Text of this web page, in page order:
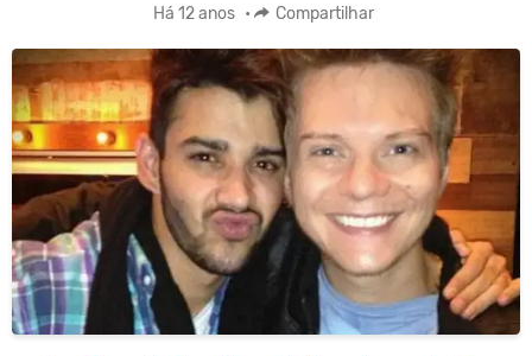
Há 12 anos • Compartilhar